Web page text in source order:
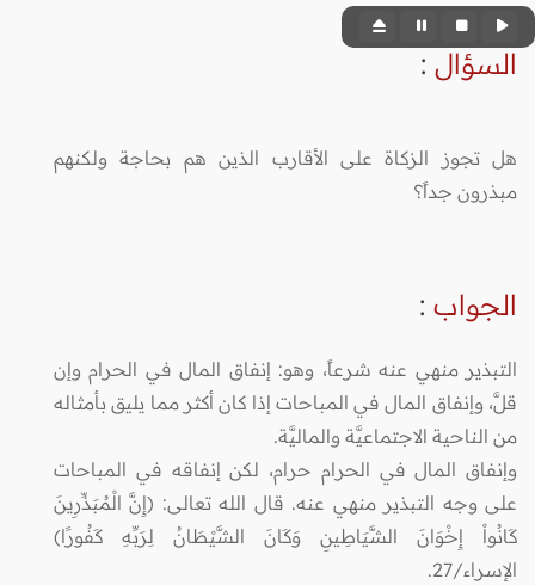
السؤال :
هل تجوز الزكاة على الأقارب الذين هم بحاجة ولكنهم
مبذرون جداً؟
الجواب :
التبذير منهي عنه شرعاً، وهو: إنفاق المال في الحرام وإن
قلَّ، وإنفاق المال في المباحات إذا كان أكثر مما يليق بأمثاله
من الناحية الاجتماعيَّة والماليَّة.
وإنفاق المال في الحرام حرام، لكن إنفاقه في المباحات
على وجه التبذير منهي عنه. قال الله تعالى: (إِنَّ الْمُبَذِّرِينَ
كَانُواْ إِخْوَانَ الشَّيَاطِينِ وَكَانَ الشَّيْطَانُ لِرَبِّهِ كَفُورًا)
الإسراء/27.